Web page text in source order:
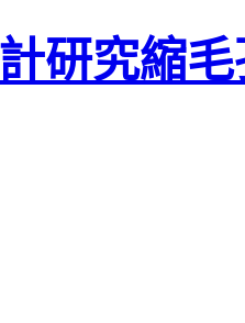
研究縮